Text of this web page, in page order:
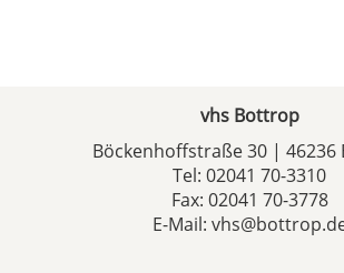
vhs Bottrop
Böckenhoffstraße 30 | 46236
Tel: 02041 70-3310
Fax: 02041 70-3778
E-Mail: